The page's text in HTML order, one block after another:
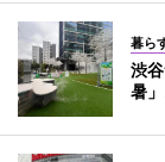
暮ら
渋
暑